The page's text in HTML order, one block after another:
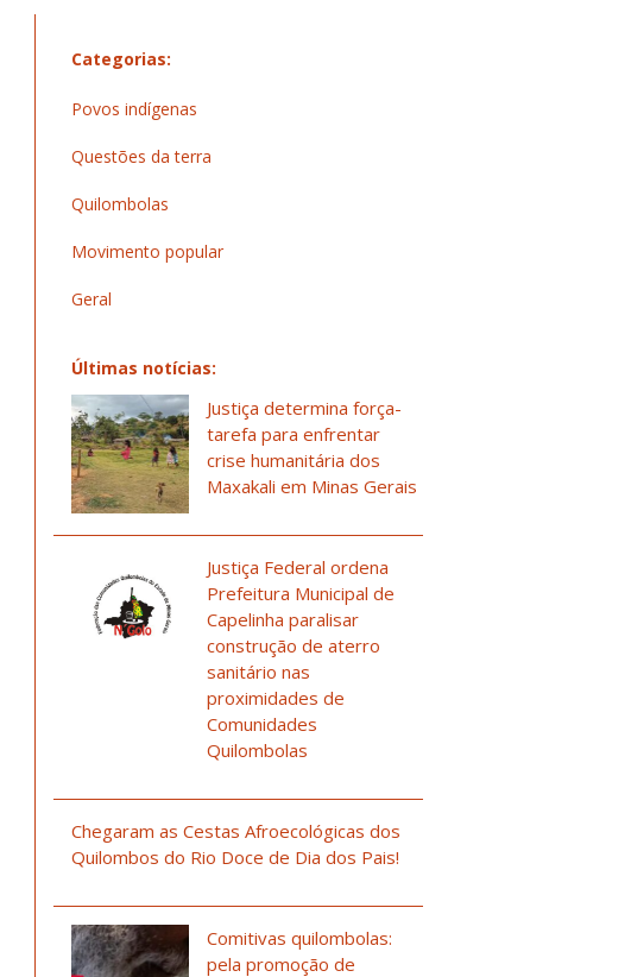
Categorias:
Povos indígenas
Questões da terra
Quilombolas
Movimento popular
Geral
Últimas notícias:
Justiça determina força-
tarefa para enfrentar
crise humanitária dos
Maxakali em Minas Gerais
Justiça Federal ordena
Prefeitura Municipal de
Capelinha paralisar
construção de aterro
sanitário nas
proximidades de
Comunidades
Quilombolas
Chegaram as Cestas Afroecológicas dos
Quilombos do Rio Doce de Dia dos Pais!
Comitivas quilombolas:
pela promoção de